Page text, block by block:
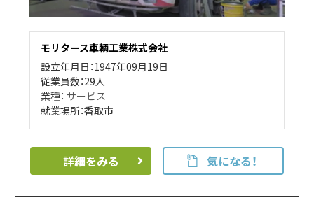
モリタース車輌工業株式会社
設立年月日：1947年09月19日
従業員数：29人
業種： サービス
就業場所：香取市
詳細をみる 気になる！